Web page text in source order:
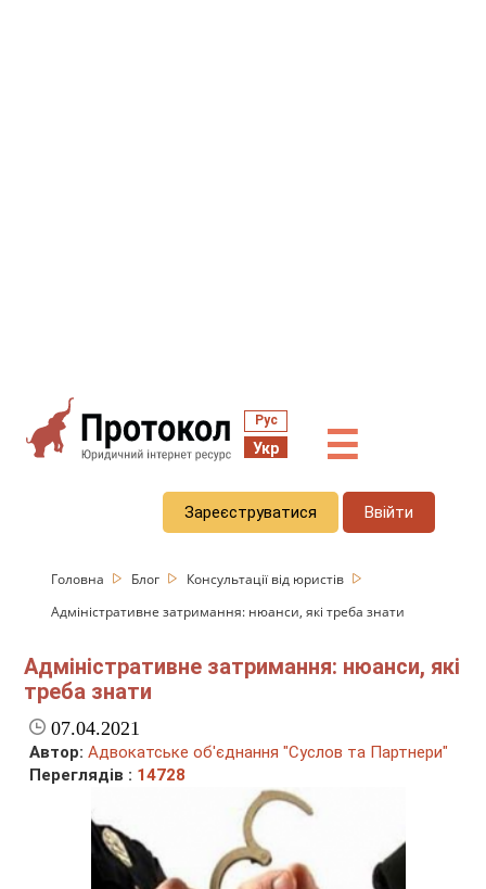
Рус
Укр ☰
Зареєструватися Ввійти
Головна Блог
Консультації від юристів
Адміністративне затримання: нюанси, які треба знати
Адміністративне затримання: нюанси, які
треба знати
07.04.2021
Автор: Адвокатське об'єднання "Суслов та Партнери"
Переглядів : 14728